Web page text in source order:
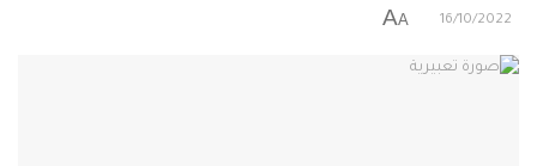
16/10/2022
A
A